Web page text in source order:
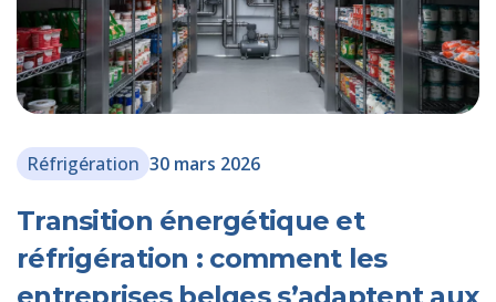
Réfrigération 30 mars 2026
Transition énergétique et
réfrigération : comment les